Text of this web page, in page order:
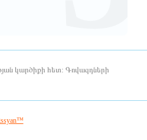
կարծիքի հետ: Գովազդների